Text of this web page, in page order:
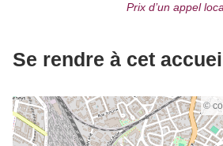
Prix d’un appel
Se rendre à cet
©